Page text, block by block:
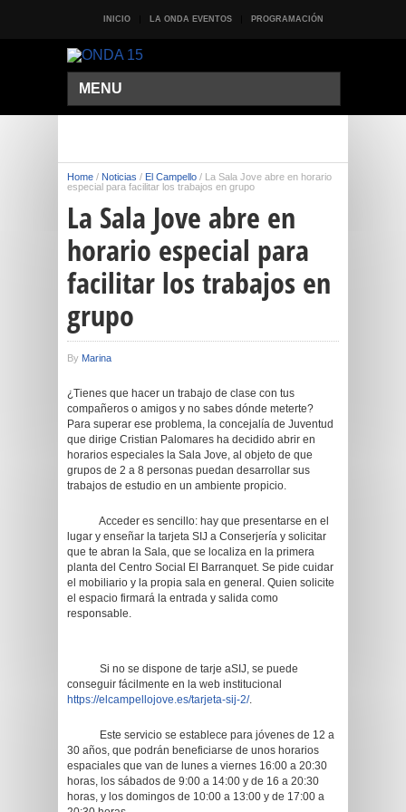
INICIO LA ONDA EVENTOS PROGRAMACIÓN
MENU
Home / Noticias / El Campello / La Sala Jove abre en horario
especial para facilitar los trabajos en grupo
La Sala Jove abre en
horario especial para
facilitar los trabajos en
grupo
By Marina
¿Tienes que hacer un trabajo de clase con tus
compañeros o amigos y no sabes dónde meterte?
Para superar ese problema, la concejalía de Juventud
que dirige Cristian Palomares ha decidido abrir en
horarios especiales la Sala Jove, al objeto de que
grupos de 2 a 8 personas puedan desarrollar sus
trabajos de estudio en un ambiente propicio.
Acceder es sencillo: hay que presentarse en el
lugar y enseñar la tarjeta SIJ a Conserjería y solicitar
que te abran la Sala, que se localiza en la primera
planta del Centro Social El Barranquet. Se pide cuidar
el mobiliario y la propia sala en general. Quien solicite
el espacio firmará la entrada y salida como
responsable.
Si no se dispone de tarje aSIJ, se puede
conseguir fácilmente en la web institucional
https://elcampellojove.es/tarjeta-sij-2/.
Este servicio se establece para jóvenes de 12 a
30 años, que podrán beneficiarse de unos horarios
espaciales que van de lunes a viernes 16:00 a 20:30
horas, los sábados de 9:00 a 14:00 y de 16 a 20:30
horas, y los domingos de 10:00 a 13:00 y de 17:00 a